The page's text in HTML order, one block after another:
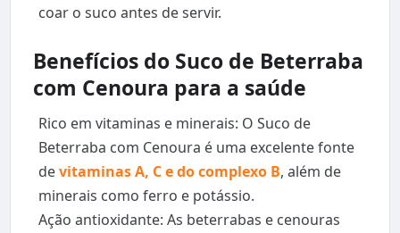
coar o suco antes de servir.
Benefícios do Suco de Beterraba
com Cenoura para a saúde
Rico em vitaminas e minerais: O Suco de
Beterraba com Cenoura é uma excelente fonte
devitaminas A, C e do complexo B, além de
minerais como ferro e potássio.
Ação antioxidante: As beterrabas e cenouras